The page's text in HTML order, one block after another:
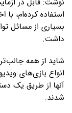
استفاده کرده‌ام،
بسیاری از مسائل
داشت.
شاید از همه
انواع بازی‌های
شدند.